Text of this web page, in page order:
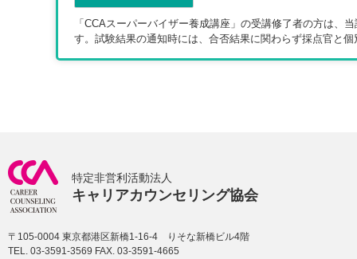
「CCAスーパーバイザー養成講座」の受講修了者の方は、
す。試験結果の通知時には、合否結果に関わらず採点官と
特定非営利活動法人
キャリアカウンセリング協会
〒105-0004 東京都港区新橋1-16-4 りそな新橋ビル4階
TEL. 03-3591-3569 FAX. 03-3591-4665